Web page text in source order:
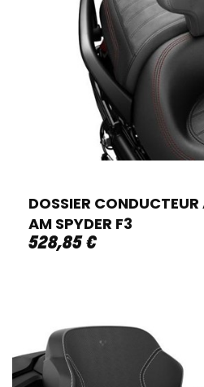
DOSSIER
AM SPYDER F3
528,85 €